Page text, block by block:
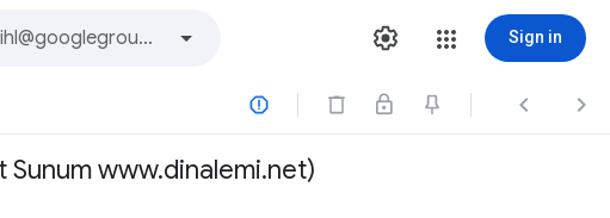
Sign in
  
Sunum www.dinalemi.net)